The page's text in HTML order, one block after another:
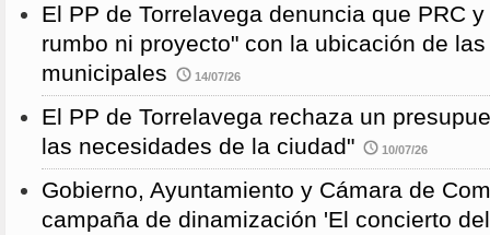
El PP de Torrelavega denuncia que PRC
rumbo ni proyecto" con la ubicación de
municipales
14/07/26
El PP de Torrelavega rechaza un
las necesidades de la ciudad"
10/07/26
Gobierno, Ayuntamiento y Cámara de
campaña de dinamización 'El concierto